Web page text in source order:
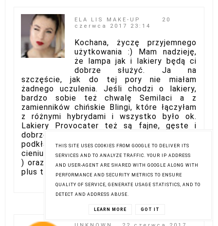
ELA LIS MAKE-UP
20
czerwca 2017 23:14
Kochana, życzę przyjemnego
użytkowania :) Mam nadzieję,
że lampa jak i lakiery będą ci
dobrze służyć. Ja na
szczęście, jak do tej pory nie miałam
żadnego uczulenia. Jeśli chodzi o lakiery,
bardzo sobie też chwalę Semilaci a z
zamienników chińskie Blingi, które łączyłam
z różnymi hybrydami i wszystko było ok.
Lakiery Provocater też są fajne, gęste i
dobrze kryją ( zwłaszcza biały kolor -
podkładowy). Pamiętaj, żeby nakładać
cieniutką warstwę bazy ( by nie zalać skórek
) orazi 2 cieńsze warstwy głównego kolorku
plus top :)
THIS SITE USES COOKIES FROM GOOGLE TO DELIVER ITS
SERVICES AND TO ANALYZE TRAFFIC. YOUR IP ADDRESS
AND USER-AGENT ARE SHARED WITH GOOGLE ALONG WITH
PERFORMANCE AND SECURITY METRICS TO ENSURE
QUALITY OF SERVICE, GENERATE USAGE STATISTICS, AND TO
DETECT AND ADDRESS ABUSE.
LEARN MORE GOT IT